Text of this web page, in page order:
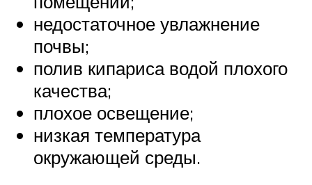
недостаточное увлажнение
почвы;
полив кипариса водой плохого
качества;
плохое освещение;
низкая температура
окружающей среды.